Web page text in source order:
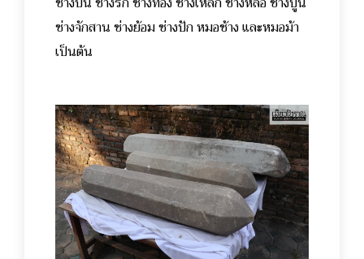
ช่างจักสาน ช่างย้อม ช่างปัก หมอช้าง และหมอม้า
เป็นต้น